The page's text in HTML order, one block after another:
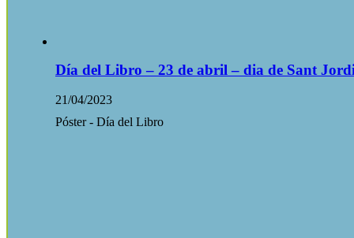
Día del Libro – 23 de abril – dia de Sant
21/04/2023
Póster - Día del Libro